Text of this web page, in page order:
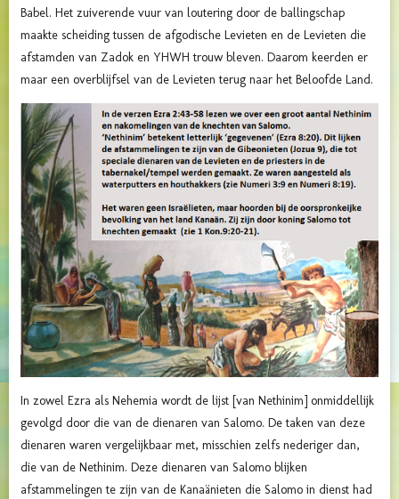
Babel. Het zuiverende vuur van loutering door de ballingschap
maakte scheiding tussen de afgodische Levieten en de Levieten die
afstamden van Zadok en YHWH trouw bleven. Daarom keerden er
maar een overblijfsel van de Levieten terug naar het Beloofde Land.
In zowel Ezra als Nehemia wordt de lijst [van Nethinim] onmiddellijk
gevolgd door die van de dienaren van Salomo. De taken van deze
dienaren waren vergelijkbaar met, misschien zelfs nederiger dan,
die van de Nethinim. Deze dienaren van Salomo blijken
afstammelingen te zijn van de Kanaänieten die Salomo in dienst had